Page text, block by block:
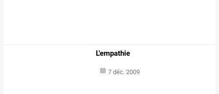
L'empathie
7 déc. 2009